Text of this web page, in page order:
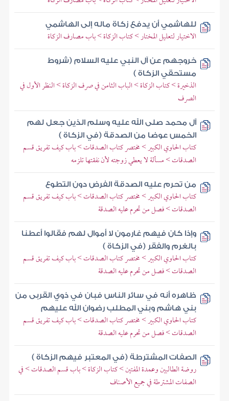
للهاشمي أن يدفع زكاة ماله إلى الهاشمي
الاختيار لتعليل المختار > كتاب الزكاة > باب مصارف الزكاة
خروجهم عن آل النبي عليه السلام (شروط
مستحقي الزكاة )
الذخيرة > كتاب الزكاة > الباب الثامن في صرف الزكاة > النظر الأول في
الصرف
آل محمد صلى الله عليه وسلم الذين جعل لهم
الخمس عوضا من الصدقة (في الزكاة )
كتاب الحاوي الكبير > مختصر كتاب الصدقات > باب كيف تفريق قسم
الصدقات > مسألة لا يعطي زوجته لأن نفقتها تلزمه
من تحرم عليه الصدقة الفرض دون التطوع
كتاب الحاوي الكبير > مختصر كتاب الصدقات > باب كيف تفريق قسم
الصدقات > فصل من تحرم عليه الصدقة
وإذا كان فيهم غارمون لا أموال لهم فقالوا أعطنا
بالغرم والفقر (في الزكاة )
كتاب الحاوي الكبير > مختصر كتاب الصدقات > باب كيف تفريق قسم
الصدقات > فصل من تحرم عليه الصدقة
ظاهره أنه في سائر الناس فبان في ذوي القربى من
بني هاشم وبني المطلب رضوان الله عليهم
كتاب الحاوي الكبير > مختصر كتاب الصدقات > باب كيف تفريق قسم
الصدقات > فصل من تحرم عليه الصدقة
الصفات المشترطة (في المعتبر فيهم الزكاة )
روضة الطالبين وعمدة المفتين > كتاب الزكاة > باب قسم الصدقات > في
الصفات المشترطة في جميع الأصناف